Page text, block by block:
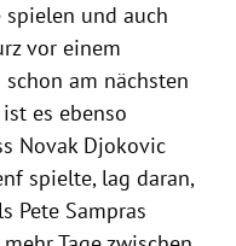
spielen und auch
vor einem
am nächsten
es ebenso
Novak Djokovic
spielte, lag daran,
Pete Sampras